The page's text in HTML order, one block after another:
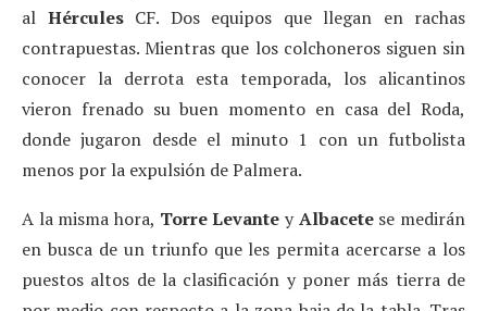
al HérculesCF. Dos equipos que llegan en rachas
contrapuestas. Mientras que los colchoneros siguen sin
conocer la derrota esta temporada, los alicantinos
vieron frenado su buen momento en casa del Roda,
donde jugaron desde el minuto 1 con un futbolista
menos por la expulsión de Palmera.
A la misma hora, Torre LevanteyAlbacetese medirán
en busca de un triunfo que les permita acercarse a los
puestos altos de la clasificación y poner más tierra de